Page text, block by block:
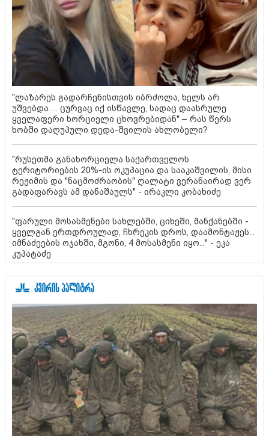
"ლაზარეს გადარჩენისთვის იბრძოლა, ხელს არ
უშვებდა… ცურვაც იქ ისწავლე, სადაც დაასრულე
ყველაფერი ხორციელი ცხოვრებიდან" – რას წერს
ხობში დაღუპული დედა-შვილის ახლობელი?
"რუსეთმა განახორციელა საქართველოს
ტერიტორიების 20%-ის ოკუპაცია და სააკაშვილის, მისი
რეჟიმის და "ნაცმოძრაობის" ღალატი ვერანაირად ვერ
გადაფარავს ამ დანაშაულს" - ირაკლი კობახიძე
"ფარული მოსასმენები სახლებში, ციხეში, მანქანებში -
ყველგან ერთდროულად, ჩხრეკის დროს, დაამონტაჟეს...
იმნაძეების ოჯახში, მგონი, 4 მოსასმენი იყო..." - ეკა
კუპატაძე